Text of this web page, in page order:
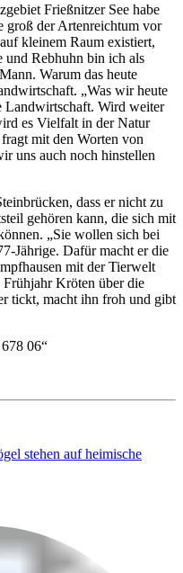
Frießnitzer See habe
groß der Artenreichtum vor
kleinem Raum existiert,
und Rebhuhn bin ich als
Warum das heute
„Was wir heute
Landwirtschaft. Wird weiter
es Vielfalt in der Natur
mit den Worten von
uns auch noch hinstellen
dass er nicht zu
gehören kann, die sich mit
„Sie wollen sich bei
Jährige. Dafür macht er die
mit der Tierwelt
Frühjahr Kröten über die
tickt, macht ihn froh und gibt
06“
stehen auf heimische